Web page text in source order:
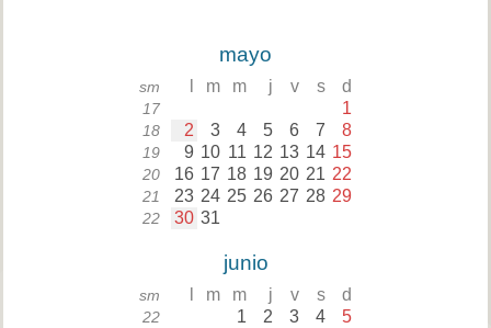
mayo
sm m m j v s d
17 1
18 2 3 4 5 6 7 8
19 9 10 11 12 13 14 15
20 16 17 18 19 20 21 22
21 23 24 25 26 27 28 29
22 30 31
junio
sm m m j v s d
22 1 2 3 4 5